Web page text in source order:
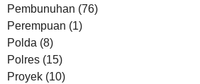
Pembunuhan (76)
Perempuan (1)
Polda (8)
Polres (15)
Proyek (10)